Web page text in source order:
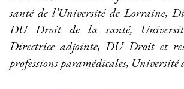
santé de l’Université de Lorraine,
DU Droit de la santé,
Directrice adjointe, DU Droit et
professions paramédicales,